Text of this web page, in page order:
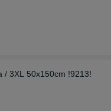
/ 3XL 50x150cm !9213!